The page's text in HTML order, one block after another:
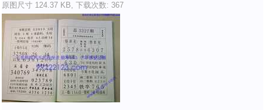
原图尺寸 124.37 KB, 下载次数: 367